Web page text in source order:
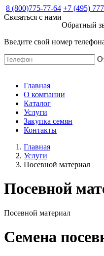
8 (800)775-77-64 +7 (495)
Связаться с нами
Обратный
Введите свой номер
Главная
О компании
Каталог
Услуги
Закупка семян
Контакты
Главная
Услуги
Посевной материал
Посевной
Посевной материал
Семена